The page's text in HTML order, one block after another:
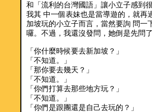
和「流利的台灣國語」讓小立子感到
我其 中一個表妹也是當導遊的，就再
加坡玩的小立子而言，當然要詢 問一
囉。不過，我還沒發問，她倒是先問了
「你什麼時候要去新加坡？」
「不知道。」
「那你要去幾天？」
「不知道。」
「你們打算去那些地方玩？」
「不知道。」
「你們是跟團還是自己去玩的？」